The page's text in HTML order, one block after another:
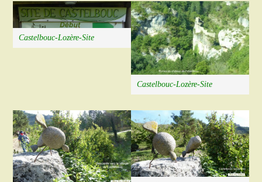
Castelbouc-Lozère-Site
Castelbouc-Lozère-Site